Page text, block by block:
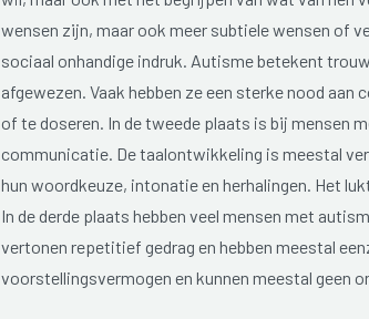
wensen zijn, maar ook meer subtiele wensen of
sociaal onhandige indruk. Autisme betekent
afgewezen. Vaak hebben ze een sterke nood
of te doseren. In de tweede plaats is bij mensen
communicatie. De taalontwikkeling is meestal
hun woordkeuze, intonatie en herhalingen. Het
In de derde plaats hebben veel mensen met
vertonen repetitief gedrag en hebben meestal
voorstellingsvermogen en kunnen meestal geen